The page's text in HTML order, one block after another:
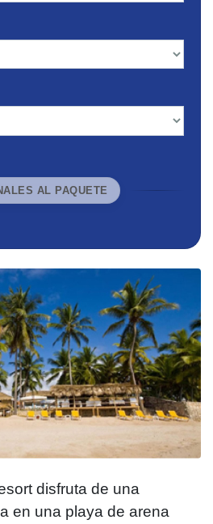
AL PAQUETE
disfruta de una
en una playa de arena